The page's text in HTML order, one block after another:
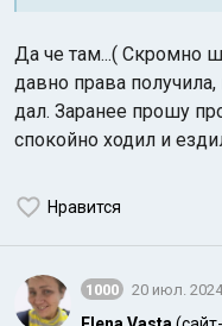
Да че там...( Скромно
давно права
дал. Заранее прошу
спокойно ходил и
Нравится
1000 20 июл. 2024